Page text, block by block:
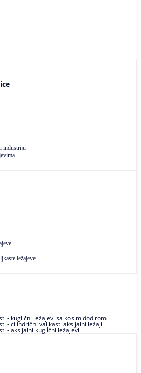
industriju
ležajeve
- kuglični ležajevi sa kosim dodirom
- cilindrični valjkasti aksijalni ležaji
- aksijalni kuglični ležajevi